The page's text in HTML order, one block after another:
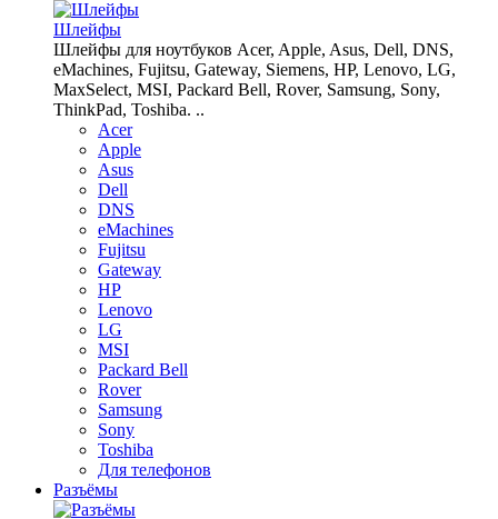
Шлейфы
Шлейфы для ноутбуков Acer, Apple, Asus, Dell, DNS,
eMachines, Fujitsu, Gateway, Siemens, HP, Lenovo, LG,
MaxSelect, MSI, Packard Bell, Rover, Samsung, Sony,
ThinkPad, Toshiba. ..
Acer
Apple
Asus
Dell
DNS
eMachines
Fujitsu
Gateway
HP
Lenovo
LG
MSI
Packard Bell
Rover
Samsung
Sony
Toshiba
Для телефонов
Разъёмы